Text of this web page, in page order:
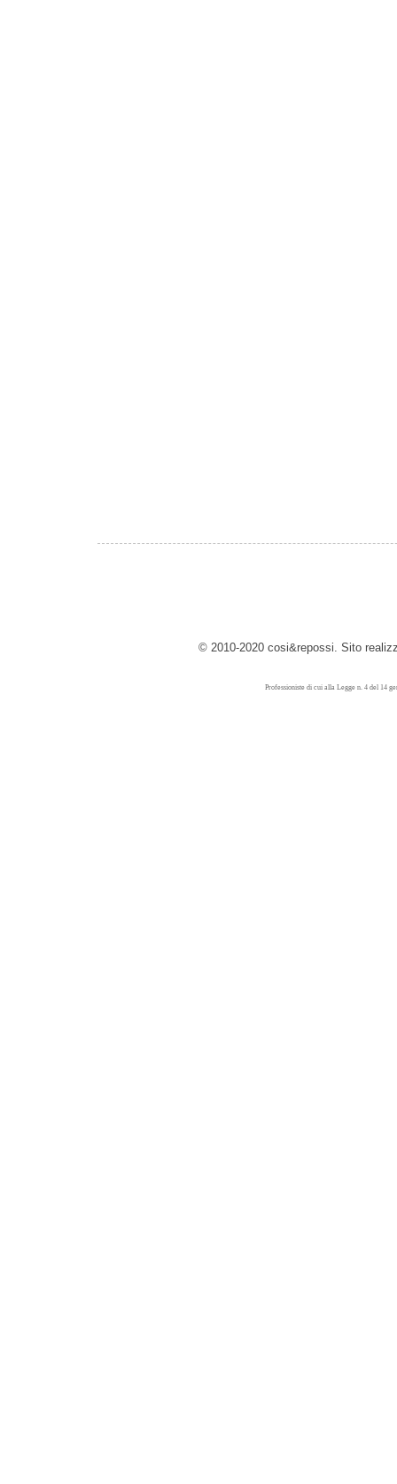
© 2010-2020 cosi&repossi. Sito
Professioniste di cui alla Legge n. 4 del 14